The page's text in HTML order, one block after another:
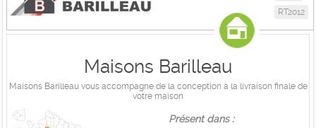
RT2012
Maisons Barilleau
Maisons Barilleau vous accompagne de la conception à la livraison finale de
votre maison
Présent dans :